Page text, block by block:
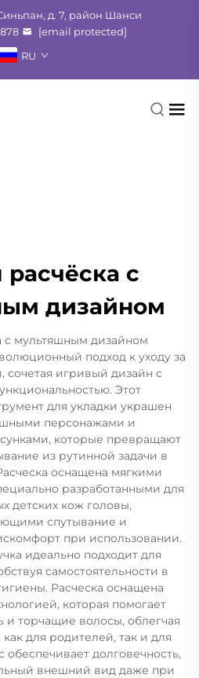
д. 7, район Шанси
[email protected]
RU
расчёска с
дизайном
с мультяшным дизайном
подход к уходу за
сочетая игривый дизайн с
Этот
для укладки украшен
персонажами и
которые превращают
из рутинной задачи в
оснащена мягкими
разработанными для
детских кож головы,
спутывание и
при использовании.
идеально подходит для
самостоятельности в
Расческа оснащена
которая помогает
и торчащие волосы, облегчая
для родителей, так и для
долговечность,
внешний вид даже при